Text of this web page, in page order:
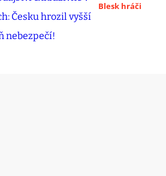
Blesk hráči